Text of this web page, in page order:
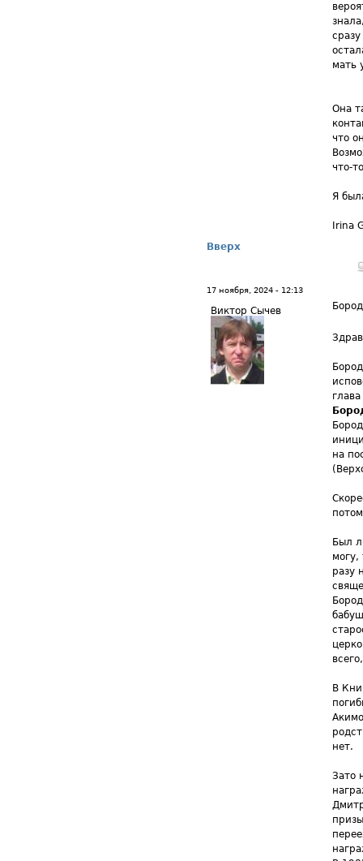
мать
Она
что
что-
Я
Irina
Вверх
17 ноября, 2024 - 12:13
Виктор Сычев
на
Был
разу
В
нет.
Зато